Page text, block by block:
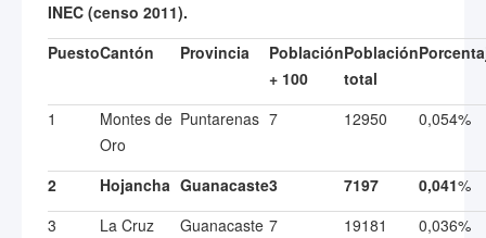
INEC (censo 2011).
PuestoCantón Provincia
Población
+ 100
Población
total
1
Montes de
Oro
Puntarenas 7 12950 0,054%
2 Hojancha Guanacaste3 7197 0,041%
3
La Cruz Guanacaste 7 19181
0,036%